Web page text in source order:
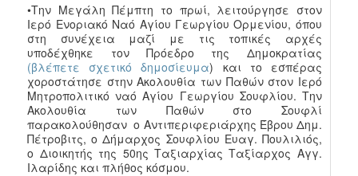
•Την Μεγάλη Πέμπτη το πρωί, λειτούργησε στον
Ιερό Ενοριακό Ναό Αγίου Γεωργίου Ορμενίου, όπου
στη συνέχεια μαζί με τις τοπικές αρχές
υποδέχθηκε τον Πρόεδρο της Δημοκρατίας
(βλέπετε σχετικό δημοσίευμα) και το εσπέρας
χοροστάτησε στην Ακολουθία των Παθών στον Ιερό
Μητροπολιτικό ναό Αγίου Γεωργίου Σουφλίου. Την
Ακολουθία των Παθών στο Σουφλί
παρακολούθησαν ο Αντιπεριφεριάρχης Έβρου Δημ.
Πέτροβιτς, ο Δήμαρχος Σουφλίου Ευαγ. Πουλιλιός,
ο Διοικητής της 50ης Ταξιαρχίας Ταξίαρχος Αγγ.
Ιλαρίδης και πλήθος κόσμου.